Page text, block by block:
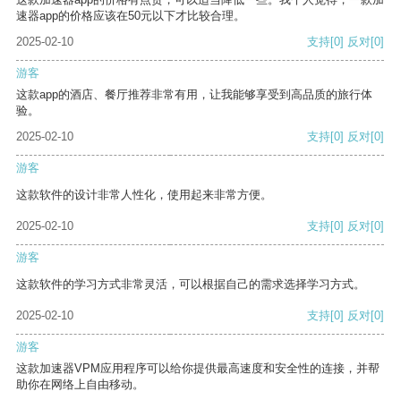
速器app的价格应该在50元以下才比较合理。
2025-02-10
支持[0] 反对[0]
游客
这款app的酒店、餐厅推荐非常有用，让我能够享受到高品质的旅行体
验。
2025-02-10
支持[0] 反对[0]
游客
这款软件的设计非常人性化，使用起来非常方便。
2025-02-10 支持[0] 反对[0]
游客
这款软件的学习方式非常灵活，可以根据自己的需求选择学习方式。
2025-02-10 支持[0] 反对[0]
游客
这款加速器VPM应用程序可以给你提供最高速度和安全性的连接，并帮
助你在网络上自由移动。